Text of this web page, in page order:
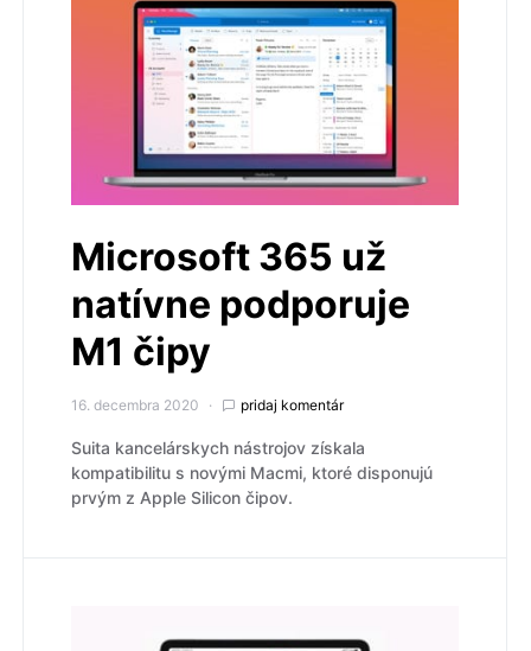
Microsoft 365 už
natívne podporuje
M1 čipy
16. decembra 2020 pridaj komentár
Suita kancelárskych nástrojov získala
kompatibilitu s novými Macmi, ktoré disponujú
prvým z Apple Silicon čipov.